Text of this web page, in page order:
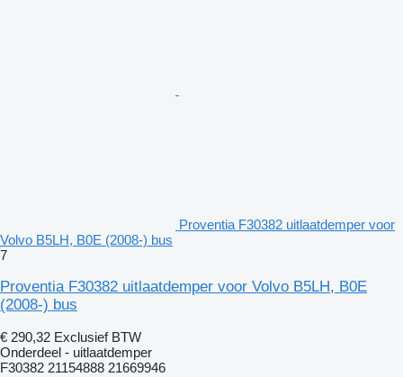
Proventia F30382 uitlaatdemper voor
Volvo B5LH, B0E (2008-) bus
7
Proventia F30382 uitlaatdemper voor Volvo B5LH, B0E
(2008-) bus
€ 290,32 Exclusief BTW
Onderdeel - uitlaatdemper
F30382 21154888 21669946